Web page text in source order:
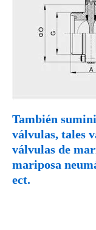
También
válvulas, tales
válvulas de
mariposa
ect.